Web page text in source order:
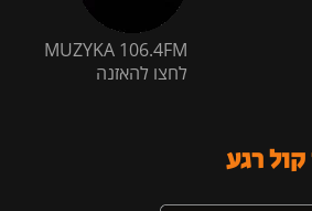
MUZYKA 106.4FM
לחצו להאזנה
רגע